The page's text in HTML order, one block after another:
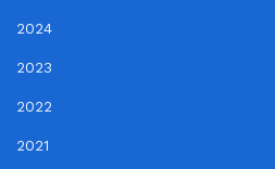
2024
2023
2022
2021